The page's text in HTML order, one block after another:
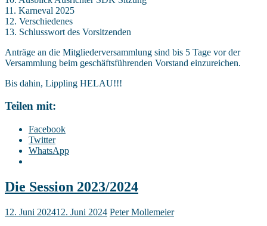
11. Karneval 2025
12. Verschiedenes
13. Schlusswort des Vorsitzenden
Anträge an die Mitgliederversammlung sind bis 5 Tage vor der
Versammlung beim geschäftsführenden Vorstand einzureichen.
Bis dahin, Lippling HELAU!!!
Teilen mit:
Facebook
Twitter
WhatsApp
Die Session 2023/2024
12. Juni 202412. Juni 2024 Peter Mollemeier